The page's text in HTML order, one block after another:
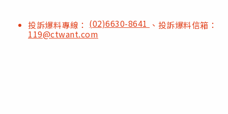
投訴爆料專線： (02)6630-8641 、投訴爆料信箱：
119@ctwant.com